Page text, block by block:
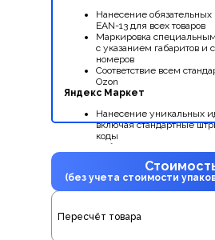
Нанесение обязательных
EAN-13 для всех товаров
Маркировка
с указанием габаритов и
номеров
Соответствие всем
Ozon
Яндекс Маркет
Нанесение уникальных
включая стандартные
коды
Соблюдение строгих
в соответствии с
Пересчёт товара
(без учета стоимости